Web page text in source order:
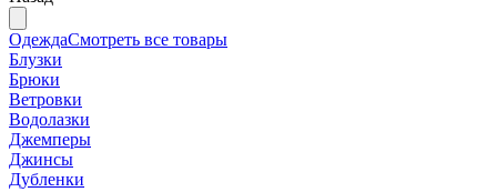
ОдеждаСмотреть все товары
Блузки
Брюки
Ветровки
Водолазки
Джемперы
Джинсы
Дубленки